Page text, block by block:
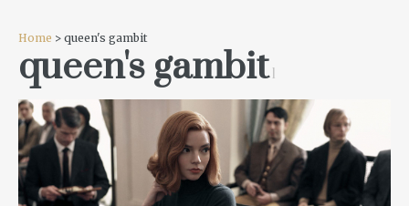
Home > queen's gambit
queen's gambit1